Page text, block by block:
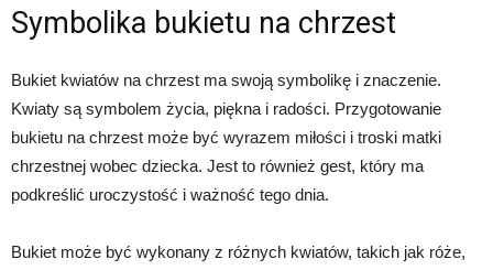
Symbolika bukietu na chrzest
Bukiet kwiatów na chrzest ma swoją symbolikę i znaczenie.
Kwiaty są symbolem życia, piękna i radości. Przygotowanie
bukietu na chrzest może być wyrazem miłości i troski matki
chrzestnej wobec dziecka. Jest to również gest, który ma
podkreślić uroczystość i ważność tego dnia.
Bukiet może być wykonany z różnych kwiatów, takich jak róże,